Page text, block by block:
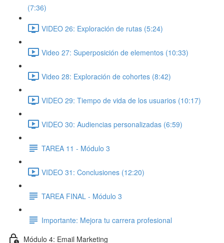
(7:36)
VIDEO 26: Exploración de rutas (5:24)
Video 27: Superposición de elementos (10:33)
Video 28: Exploración de cohortes (8:42)
VIDEO 29: Tiempo de vida de los usuarios (10:17)
VIDEO 30: Audiencias personalizadas (6:59)
TAREA 11 - Módulo 3
VIDEO 31: Conclusiones (12:20)
TAREA FINAL - Módulo 3
Importante: Mejora tu carrera profesional
Módulo 4: Email Marketing